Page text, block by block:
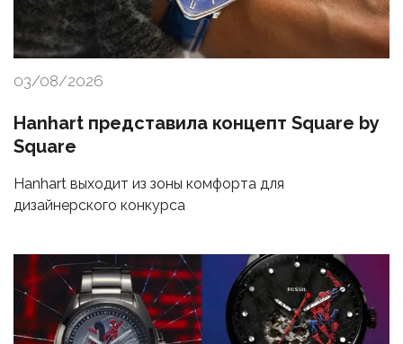
03/08/2026
Hanhart представила концепт Square by
Square
Hanhart выходит из зоны комфорта для
дизайнерского конкурса